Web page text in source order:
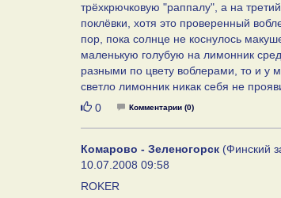
трёхкрючковую "раппалу", а на
поклёвки, хотя это проверенный
пор, пока солнце не коснулось
маленькую голубую на лимонник
разными по цвету воблерами, то и у
светло лимонник никак себя не
Нравится
0 Комментарии (0)
Комарово - Зеленогорск (Финский
10.07.2008 09:58
ROKER